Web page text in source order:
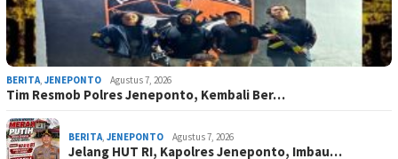
BERITA JENEPONTO Agustus 7, 2026
Tim Resmob Polres Jeneponto, Kembali Ber…
BERITA JENEPONTO Agustus 7, 2026
Jelang HUT RI, Kapolres Jeneponto, Imbau…